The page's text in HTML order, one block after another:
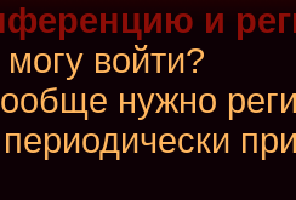
и
войти?
нужно